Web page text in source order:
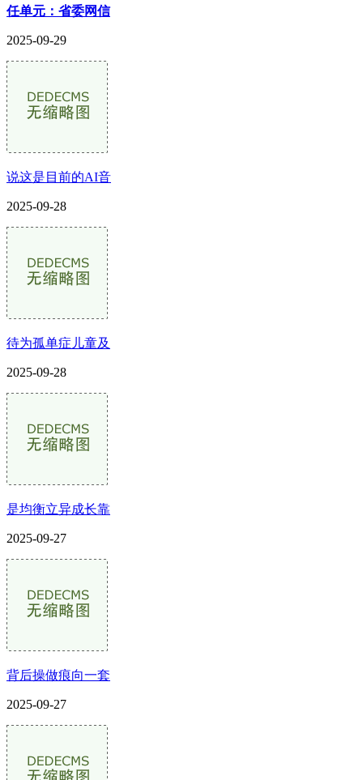
任单元：省委网信
2025-09-29
说这是目前的AI音
2025-09-28
待为孤单症儿童及
2025-09-28
是均衡立异成长靠
2025-09-27
背后操做痕向一套
2025-09-27